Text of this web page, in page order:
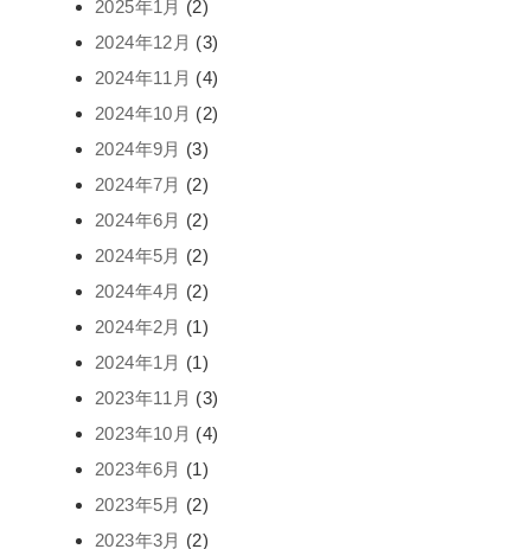
2025年1月 (2)
2024年12月 (3)
2024年11月 (4)
2024年10月 (2)
2024年9月 (3)
2024年7月 (2)
2024年6月 (2)
2024年5月 (2)
2024年4月 (2)
2024年2月 (1)
2024年1月 (1)
2023年11月 (3)
2023年10月 (4)
2023年6月 (1)
2023年5月 (2)
2023年3月 (2)